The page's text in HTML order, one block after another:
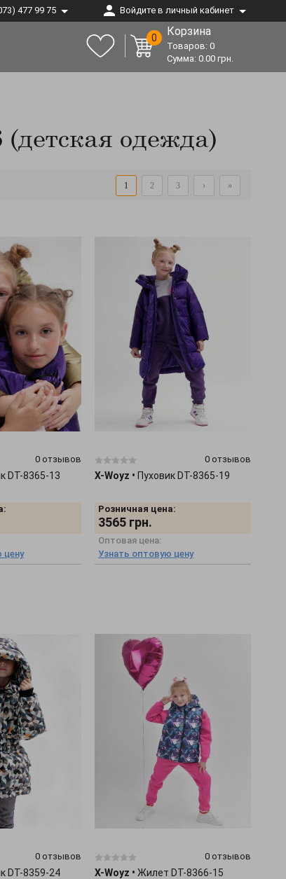
477 99 75 Войдите в личный кабинет
0 Корзина
Товаров: 0
Сумма: 0.00 грн.
одежда)
1 2 3 › »
0 отзывов
DT-8365-13
цену
0 отзывов
X-Woyz • Пуховик DT-8365-19
Розничная цена:
3565 грн.
Оптовая цена:
Узнать оптовую цену
0 отзывов
DT-8359-24
0 отзывов
X-Woyz • Жилет DT-8366-15